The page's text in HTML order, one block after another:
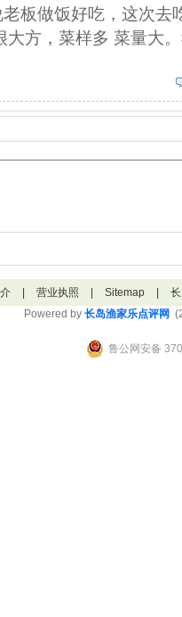
板做饭好吃，这次去
大方，菜样多 菜量大
营业执照 Sitemap
Powered by 长岛渔家乐点评网
鲁公网安备